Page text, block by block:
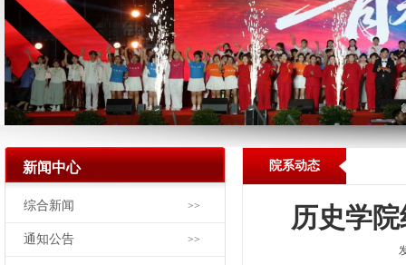
新闻中心
综合新闻 >>
通知公告 >>
院系动态
历史学